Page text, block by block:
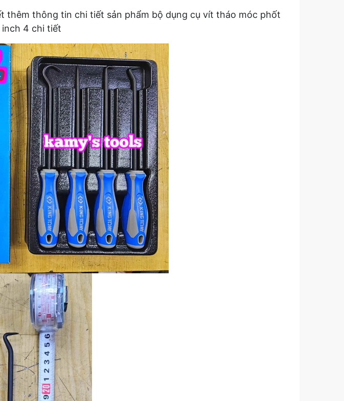
thêm thông tin chi tiết sản phẩm bộ dụng cụ vít tháo móc phốt
4 chi tiết